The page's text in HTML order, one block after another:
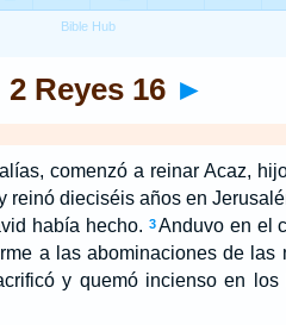
2 Reyes 16 ►
comenzó a reinar Acaz,
reinó dieciséis años en
había hecho. 3Anduvo en el
a las abominaciones de
y quemó incienso en